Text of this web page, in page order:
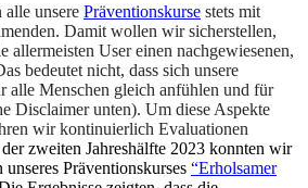
unsere Präventionskurse stets mit
Damit wollen wir sicherstellen,
allermeisten User einen nachgewiesenen,
bedeutet nicht, dass sich unsere
alle Menschen gleich anfühlen und für
Disclaimer unten). Um diese Aspekte
wir kontinuierlich Evaluationen
zweiten Jahreshälfte 2023 konnten wir
Präventionskurses “Erholsamer